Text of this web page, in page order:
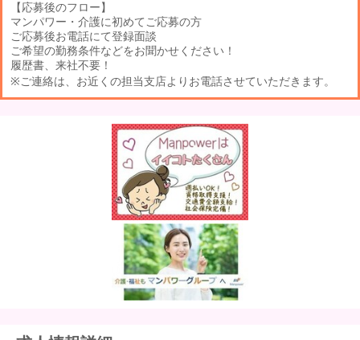
【応募後のフロー】
マンパワー・介護に初めてご応募の方
ご応募後お電話にて登録面談
ご希望の勤務条件などをお聞かせください！
履歴書、来社不要！
※ご連絡は、お近くの担当支店よりお電話させていただきます。